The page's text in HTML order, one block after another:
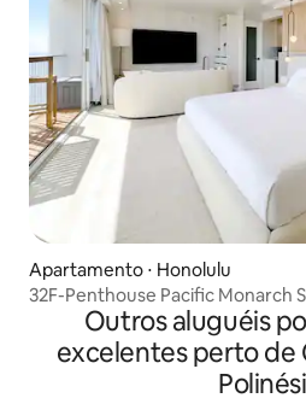
Apartamento ⋅ Honolulu
32F-Penthouse Pacific Monarch
Outros aluguéis
excelentes perto de